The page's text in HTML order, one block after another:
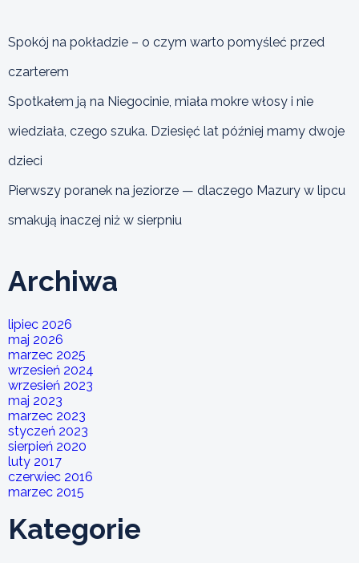
Spokój na pokładzie – o czym warto pomyśleć przed
czarterem
Spotkałem ją na Niegocinie, miała mokre włosy i nie
wiedziała, czego szuka. Dziesięć lat później mamy dwoje
dzieci
Pierwszy poranek na jeziorze — dlaczego Mazury w lipcu
smakują inaczej niż w sierpniu
Archiwa
lipiec 2026
maj 2026
marzec 2025
wrzesień 2024
wrzesień 2023
maj 2023
marzec 2023
styczeń 2023
sierpień 2020
luty 2017
czerwiec 2016
marzec 2015
Kategorie